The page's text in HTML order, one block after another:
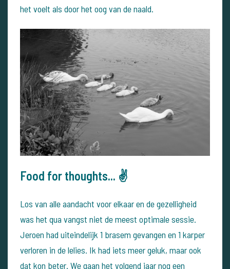
het voelt als door het oog van de naald.
Food for thoughts... ✌
Los van alle aandacht voor elkaar en de gezelligheid
was het qua vangst niet de meest optimale sessie.
Jeroen had uiteindelijk 1 brasem gevangen en 1 karper
verloren in de lelies. Ik had iets meer geluk, maar ook
dat kon beter. We gaan het volgend jaar nog een